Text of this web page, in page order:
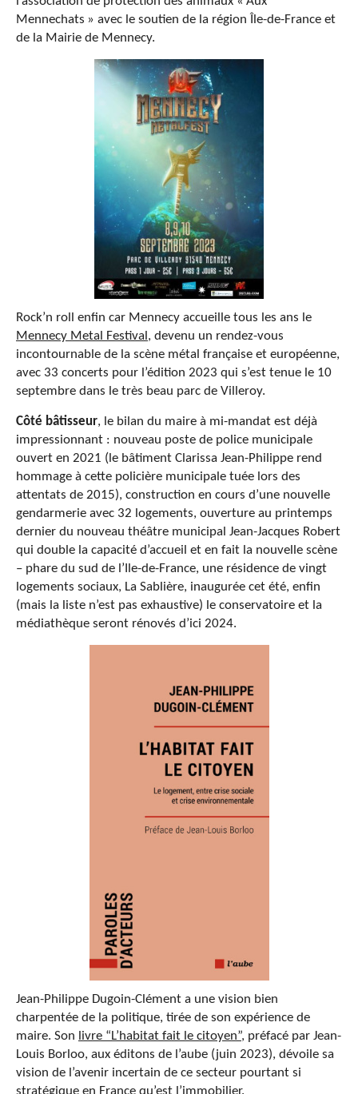
Mennechats » avec le soutien de la région Île-de-France et
de la Mairie de Mennecy.
Rock’n roll enfin car Mennecy accueille tous les ans le
Mennecy Metal Festival , devenu un rendez-vous
incontournable de la scène métal française et européenne,
avec 33 concerts pour l’édition 2023 qui s’est tenue le 10
septembre dans le très beau parc de Villeroy.
Côté bâtisseur, le bilan du maire à mi-mandat est déjà
impressionnant : nouveau poste de police municipale
ouvert en 2021 (le bâtiment Clarissa Jean-Philippe rend
hommage à cette policière municipale tuée lors des
attentats de 2015), construction en cours d’une nouvelle
gendarmerie avec 32 logements, ouverture au printemps
dernier du nouveau théâtre municipal Jean-Jacques Robert
qui double la capacité d’accueil et en fait la nouvelle scène
– phare du sud de l’Ile-de-France, une résidence de vingt
logements sociaux, La Sablière, inaugurée cet été, enfin
(mais la liste n’est pas exhaustive) le conservatoire et la
médiathèque seront rénovés d’ici 2024.
Jean-Philippe Dugoin-Clément a une vision bien
charpentée de la politique, tirée de son expérience de
maire. Son livre “L’habitat fait le citoyen”, préfacé par Jean-
Louis Borloo, aux éditons de l’aube (juin 2023), dévoile sa
vision de l’avenir incertain de ce secteur pourtant si